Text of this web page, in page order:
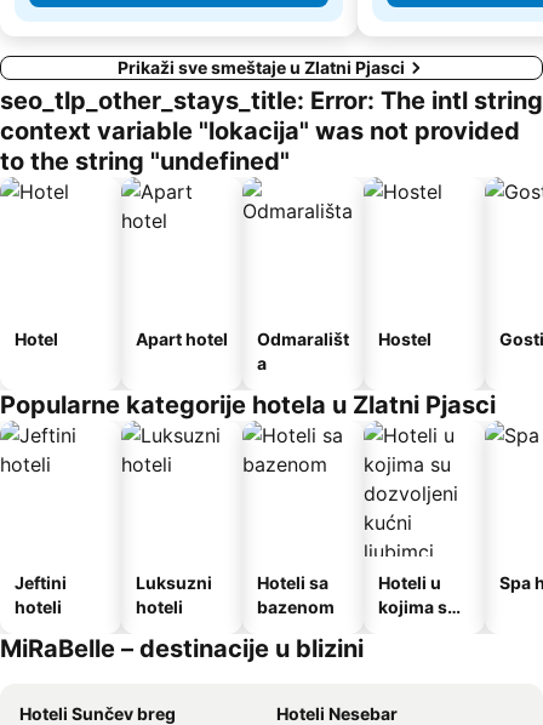
Prikaži sve smeštaje u Zlatni Pjasci
seo_tlp_other_stays_title: Error: The intl string
context variable "lokacija" was not provided
to the string "undefined"
Hotel Apart hotel
Odmarališt
a
Hostel
Popularne kategorije hotela u Zlatni Pjasci
Jeftini
hoteli
Luksuzni
hoteli
Hoteli sa
bazenom
Hoteli u
kojima su
Spa
MiRaBelle – destinacije u blizini
Hoteli Sunčev breg
Hoteli Nesebar